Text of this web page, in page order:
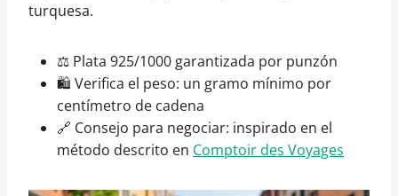
turquesa.
⚖️ Plata 925/1000 garantizada por punzón
🛍️ Verifica el peso: un gramo mínimo por
centímetro de cadena
🔗 Consejo para negociar: inspirado en el
método descrito en Comptoir des Voyages